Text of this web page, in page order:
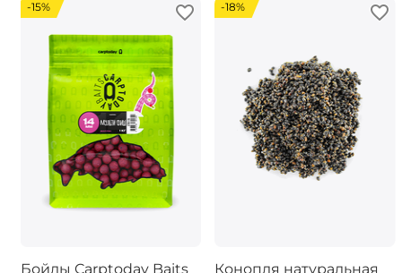
-15%
Бойлы Carptoday Baits
-18%
Конопля натуральная